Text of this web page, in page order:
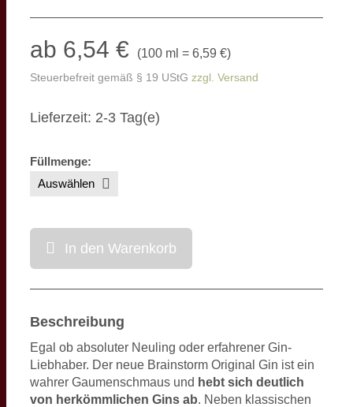
ab 6,54 € (100 ml = 6,59 €)
Steuerbefreit gemäß § 19 UStG zzgl. Versand
Lieferzeit: 2-3 Tag(e)
Füllmenge:
In den Warenkorb
Beschreibung
Egal ob absoluter Neuling oder erfahrener Gin-
Liebhaber. Der neue Brainstorm Original Gin ist ein
wahrer Gaumenschmaus und hebt sich deutlich
von herkömmlichen Gins ab. Neben klassischen